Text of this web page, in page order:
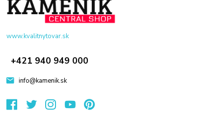
www.kvalitnytovar.sk
+421 940 949 000
info@kamenik.sk